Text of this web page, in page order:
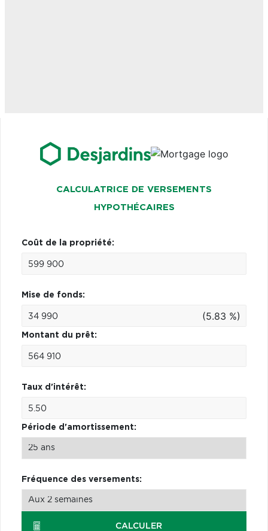
CALCULATRICE DE VERSEMENTS
HYPOTHÉCAIRES
Coût de la propriété:
Mise de fonds:
(5.83 %)
Montant du prêt:
Taux d'intérêt:
Période d'amortissement:
Fréquence des versements:
CALCULER